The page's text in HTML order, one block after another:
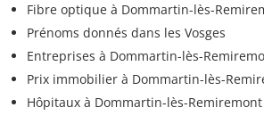
Fibre optique à Dommartin-lès-
Prénoms donnés dans les Vosges
Entreprises à Dommartin-lès-
Prix immobilier à Dommartin-lès-
Hôpitaux à Dommartin-lès-Remiremont